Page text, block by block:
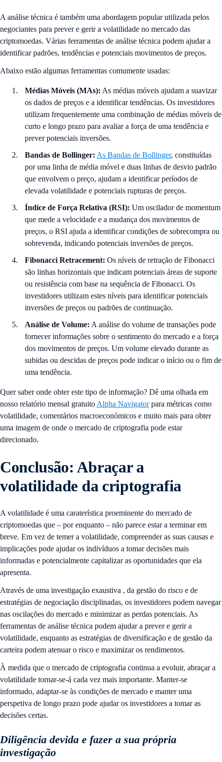
A análise técnica é também uma abordagem popular utilizada pelos
negociantes para prever e gerir a volatilidade no mercado das
criptomoedas. Várias ferramentas de análise técnica podem ajudar a
identificar padrões, tendências e potenciais movimentos de preços.
Abaixo estão algumas ferramentas comumente usadas:
Médias Móveis (MAs): As médias móveis ajudam a suavizar
os dados de preços e a identificar tendências. Os investidores
utilizam frequentemente uma combinação de médias móveis de
curto e longo prazo para avaliar a força de uma tendência e
prever potenciais inversões.
Bandas de Bollinger: As Bandas de Bollinger, constituídas
por uma linha de média móvel e duas linhas de desvio padrão
que envolvem o preço, ajudam a identificar períodos de
elevada volatilidade e potenciais rupturas de preços.
Índice de Força Relativa (RSI): Um oscilador de momentum
que mede a velocidade e a mudança dos movimentos de
preços, o RSI ajuda a identificar condições de sobrecompra ou
sobrevenda, indicando potenciais inversões de preços.
Fibonacci Retracement: Os níveis de retração de Fibonacci
são linhas horizontais que indicam potenciais áreas de suporte
ou resistência com base na sequência de Fibonacci. Os
investidores utilizam estes níveis para identificar potenciais
inversões de preços ou padrões de continuação.
Análise de Volume: A análise do volume de transações pode
fornecer informações sobre o sentimento do mercado e a força
dos movimentos de preços. Um volume elevado durante as
subidas ou descidas de preços pode indicar o início ou o fim de
uma tendência.
Quer saber onde obter este tipo de informação? Dê uma olhada em
nosso relatório mensal gratuito Alpha Navigatorpara métricas como
volatilidade, comentários macroeconómicos e muito mais para obter
uma imagem de onde o mercado de criptografia pode estar
direcionado.
Conclusão: Abraçar a
volatilidade da criptografia
A volatilidade é uma caraterística proeminente do mercado de
criptomoedas que – por enquanto – não parece estar a terminar em
breve. Em vez de temer a volatilidade, compreender as suas causas e
implicações pode ajudar os indivíduos a tomar decisões mais
informadas e potencialmente capitalizar as oportunidades que ela
apresenta.
Através de uma investigação exaustiva , da gestão do risco e de
estratégias de negociação disciplinadas, os investidores podem navegar
nas oscilações do mercado e minimizar as perdas potenciais. As
ferramentas de análise técnica podem ajudar a prever e gerir a
volatilidade, enquanto as estratégias de diversificação e de gestão da
carteira podem atenuar o risco e maximizar os rendimentos.
À medida que o mercado de criptografia continua a evoluir, abraçar a
volatilidade tornar-se-á cada vez mais importante. Manter-se
informado, adaptar-se às condições de mercado e manter uma
perspetiva de longo prazo pode ajudar os investidores a tomar as
decisões certas.
Diligência devida e fazer a sua própria
investigação